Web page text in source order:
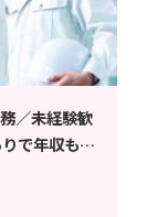
／未経験歓
で年収もア